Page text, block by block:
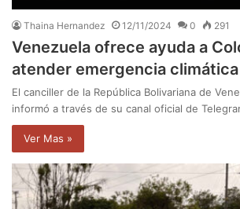
Thaina Hernandez 12/11/2024 0 291
Venezuela ofrece ayuda a
atender emergencia climática
El canciller de la República Bolivariana de
informó a través de su canal oficial de
Ver Mas »